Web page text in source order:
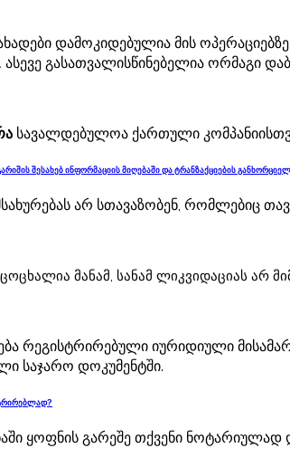
დამოკიდებულია მის
ასევე გასათვალისწინებელია ორმაგი
სავალდებულოა ქართული
შესახებ ინფორმაციის მიღებაში და ტრანზაქციების
არ სთავაზობენ, რომლებიც
მანამ, სანამ ლიკვიდაციას არ
რეგისტრირებული იურიდიული
საჯარო დოკუმენტში.
ყოფნის გარეშე თქვენი